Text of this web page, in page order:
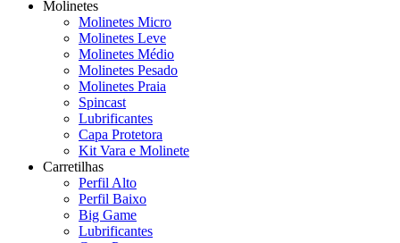
Molinetes
Molinetes Micro
Molinetes Leve
Molinetes Médio
Molinetes Pesado
Molinetes Praia
Spincast
Lubrificantes
Capa Protetora
Kit Vara e Molinete
Carretilhas
Perfil Alto
Perfil Baixo
Big Game
Lubrificantes